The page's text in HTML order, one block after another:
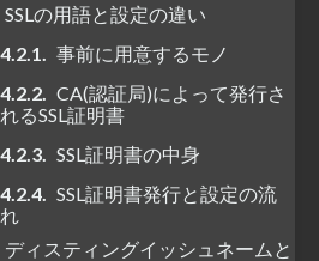
SSLの用語と設定の違い
事前に用意するモノ
CA(認証局)によって発行さ
れるSSL証明書
SSL証明書の中身
SSL証明書発行と設定の流
れ
ディスティングイッシュネームと